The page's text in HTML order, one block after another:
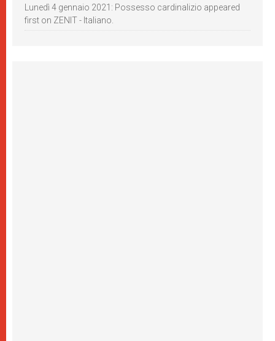
Lunedì 4 gennaio 2021: Possesso cardinalizio appeared
first on ZENIT - Italiano.